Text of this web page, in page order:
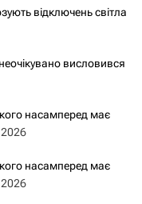
відключень світла
висловився
насамперед має
насамперед має